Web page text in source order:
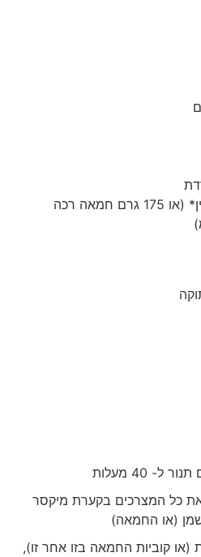
120 גרם שמן זית עדין* (או 175 גרם חמאה רכה
מעלות
את כל המצרכים בקערת מיקסר
(או החמאה)
קוביות החמאה בזו אחר זו),